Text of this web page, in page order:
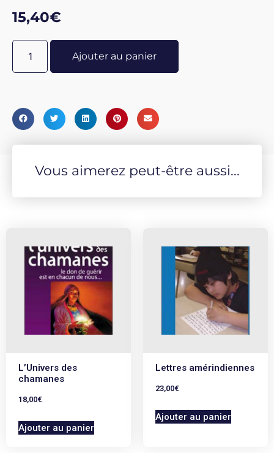
avec Michel Jonasz. Michel Jonasz nous invite à nous
laisser imprégner de ces mots simples, porteurs de
vérité. Broché à l'italienne 21 x 15 cm - 96 pages
15,40€
Ajouter au panier
Vous aimerez peut-être aussi...
L’Univers des
chamanes
18,00€
Ajouter au panier
Lettres amérindiennes
23,00€
Ajouter au panier